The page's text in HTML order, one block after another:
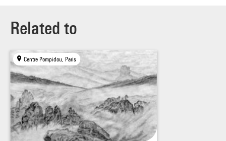
Related to
Centre Pompidou, Paris